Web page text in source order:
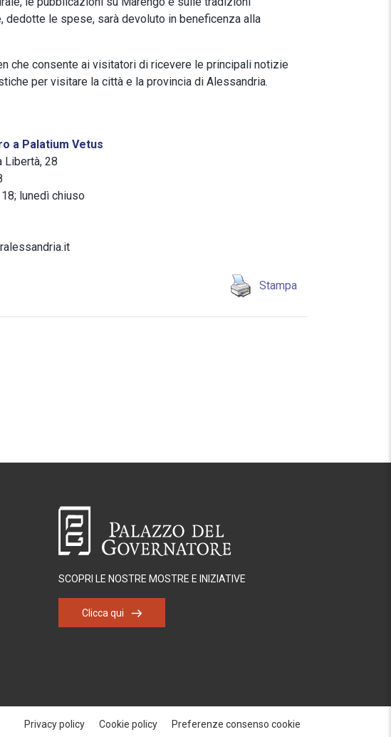
dedotte le spese, sarà devoluto in beneficenza alla
che consente ai visitatori di ricevere le principali notizie
per visitare la città e la provincia di Alessandria.
a Palatium Vetus
Libertà, 28
lunedì chiuso
Stampa
SCOPRI LE NOSTRE MOSTRE E INIZIATIVE
Clicca qui
Privacy policy Cookie policy Preferenze consenso cookie